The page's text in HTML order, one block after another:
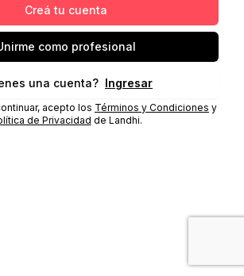
Creá tu cuenta
como profesional
una cuenta? Ingresar
acepto los Términos y Condiciones y
de Privacidad de Landhi.